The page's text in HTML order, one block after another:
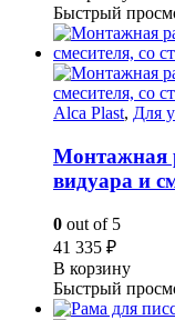
Быстрый
Alca Plast, Для
Монтажная
видуара и
0 out of 5
41 335 ₽
В корзину
Быстрый